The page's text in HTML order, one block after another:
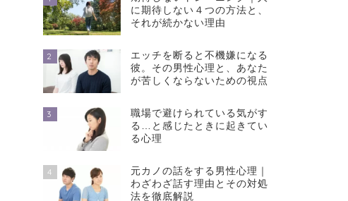
に期待しない４つの方法と、
それが続かない理由
2
エッチを断ると不機嫌になる
彼。その男性心理と、あなた
が苦しくならないための視点
3
職場で避けられている気がす
る…と感じたときに起きてい
る心理
4
元カノの話をする男性心理｜
わざわざ話す理由とその対処
法を徹底解説